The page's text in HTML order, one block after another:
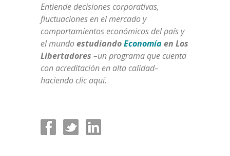
Entiendedecisionescorporativas,
fluctuacionesen el mercado y
comportamientos económicos del país y
el mundoestudiandoEconomíaen Los
Libertadores –un programaque cuenta
con acreditaciónen alta calidad–
haciendoclicaquí.